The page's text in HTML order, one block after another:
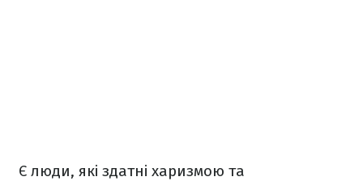
Є люди, які здатні харизмою та